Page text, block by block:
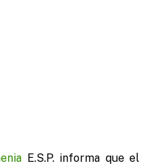
E.S.P. informa que el